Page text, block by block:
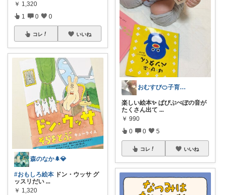
￥ 1,320
1 0 0
コレ いいね
森のなか🌲💎
#おもしろ絵本 ドン・ウッサ グ
ッスリだい ...
￥ 1,320
おむすび🍊子育てグッズ
楽しい絵本✨ ぱぴぷぺぽの音が
たくさん出て ...
￥ 990
0 0 5
コレ いいね